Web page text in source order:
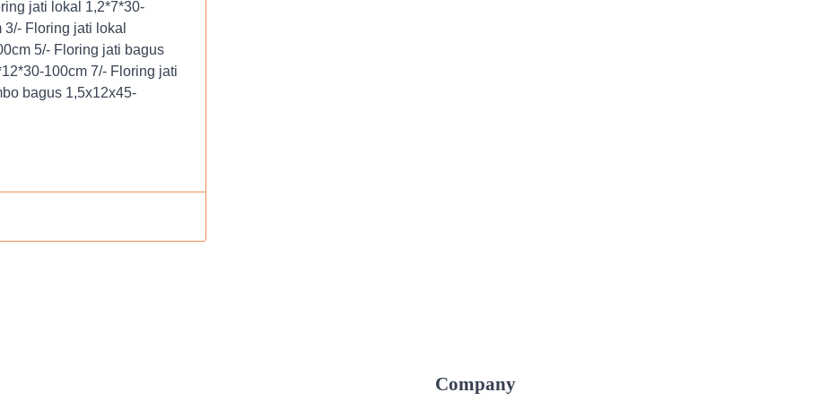
jati lokal 1,2*7*30-
Floring jati lokal
5/- Floring jati bagus
100cm 7/- Floring jati
bagus 1,5x12x45-
Company